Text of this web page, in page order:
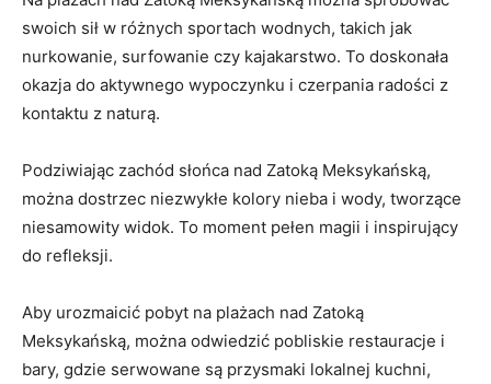
swoich sił w różnych sportach wodnych, takich jak
nurkowanie, surfowanie czy kajakarstwo. To doskonała
okazja do aktywnego wypoczynku i czerpania radości z
kontaktu z naturą.
Podziwiając zachód słońca nad Zatoką Meksykańską,
można dostrzec niezwykłe kolory nieba i wody, tworzące
niesamowity widok. To moment pełen magii i inspirujący
do refleksji.
Aby urozmaicić pobyt na plażach nad Zatoką
Meksykańską, można odwiedzić pobliskie restauracje i
bary, gdzie serwowane są przysmaki lokalnej kuchni,